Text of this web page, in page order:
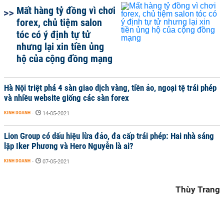
Mất hàng tỷ đồng vì chơi
forex, chủ tiệm salon
tóc có ý định tự tử
nhưng lại xin tiền ủng
hộ của cộng đồng mạng
Hà Nội triệt phá 4 sàn giao dịch vàng, tiền ảo, ngoại tệ trái phép
và nhiều website giống các sàn forex
KINH DOANH - 14-05-2021
Lion Group có dấu hiệu lừa đảo, đa cấp trái phép: Hai nhà sáng
lập Iker Phương và Hero Nguyễn là ai?
KINH DOANH - 07-05-2021
Thùy Trang